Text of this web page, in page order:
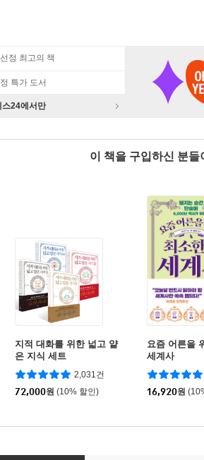
정 최고의 책
특가 도서
스24에서만
이 책을 구입하신 분
지적 대화를 위한 넓고 얕
은 지식 세트
2,031건
72,000원 (10% 할인)
요즘 어른을
세계사
16,920원